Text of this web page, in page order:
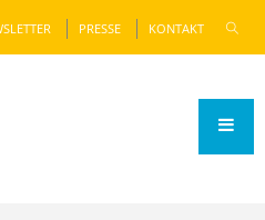
PRESSE KONTAKT